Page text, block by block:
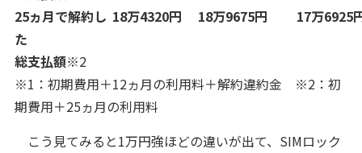
25ヵ月で解約し
た
総支払額※2
18万4320円 18万9675円 17万6925
※1：初期費用＋12ヵ月の利用料＋解約違約金 ※2：初
期費用＋25ヵ月の利用料
こう見てみると1万円強ほどの違いが出て、SIMロック